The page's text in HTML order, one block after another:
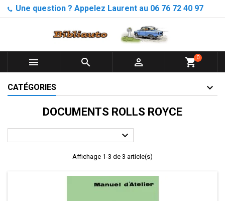
Une question ? Appelez Laurent au 06 76 72 40 97
   shopping_cart0
CATÉGORIES
DOCUMENTS ROLLS ROYCE

Affichage 1-3 de 3 article(s)